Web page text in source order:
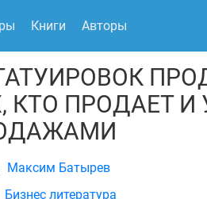
Книги Авторы
КТО ПРОДАЕТ И
Максим Батырев
Бизнес литература